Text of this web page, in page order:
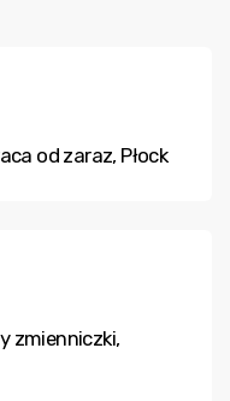
od zaraz, Płock
zmienniczki,